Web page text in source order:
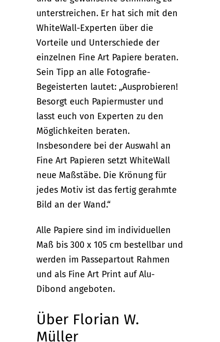
unterstreichen. Er hat sich mit den
WhiteWall-Experten über die
Vorteile und Unterschiede der
einzelnen Fine Art Papiere beraten.
Sein Tipp an alle Fotografie-
Begeisterten lautet: „Ausprobieren!
Besorgt euch Papiermuster und
lasst euch von Experten zu den
Möglichkeiten beraten.
Insbesondere bei der Auswahl an
Fine Art Papieren setzt WhiteWall
neue Maßstäbe. Die Krönung für
jedes Motiv ist das fertig gerahmte
Bild an der Wand.“
Alle Papiere sind im individuellen
Maß bis 300 x 105 cm bestellbar und
werden im Passepartout Rahmen
und als Fine Art Print auf Alu-
Dibond angeboten.
Über Florian W.
Müller